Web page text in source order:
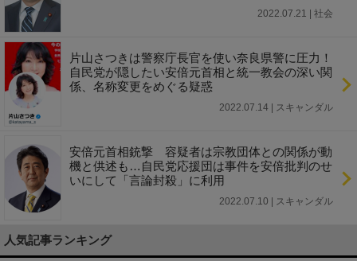
2022.07.21 | 社会
片山さつきは警察庁長官を使い奈良県警に圧力！
自民党が隠したい安倍元首相と統一教会の深い関
係、名称変更をめぐる疑惑
2022.07.14 | スキャンダル
安倍元首相銃撃 容疑者は宗教団体との関係が動
機と供述も…自民党応援団は事件を安倍批判のせ
いにして「言論封殺」に利用
2022.07.10 | スキャンダル
人気記事ランキング